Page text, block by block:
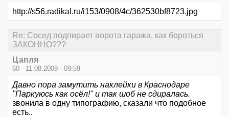
http://s56.radikal.ru/i153/0908/4c/362530bf8723.jpg
Re: Сосед подпирает ворота гаража, как бороться
ЗАКОННО???
Цапля
60 - 11.08.2009 - 09:59
Давно пора замутить наклейки в Краснодаре
"Паркуюсь как осёл!" и так шоб не сдиралась.
звонила в одну типографию, сказали что подобное
есть..